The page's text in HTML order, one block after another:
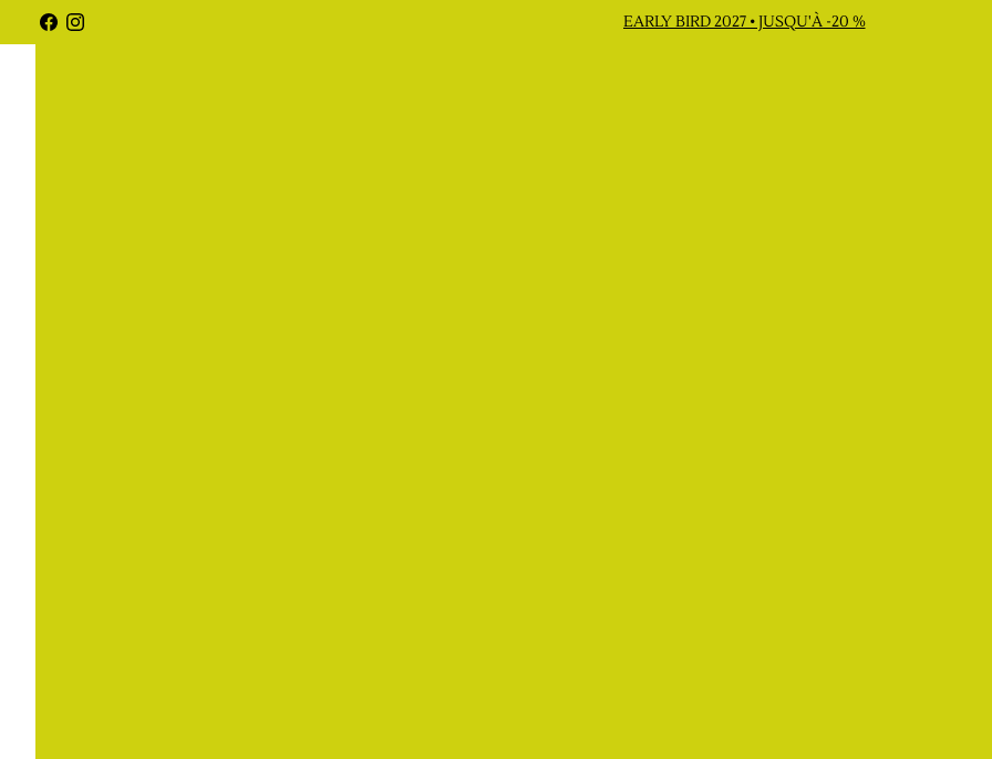
EARLY BIRD 2027 • JUSQU'À -20 %